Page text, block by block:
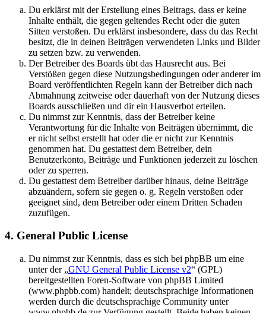
Du erklärst mit der Erstellung eines Beitrags, dass er keine
Inhalte enthält, die gegen geltendes Recht oder die guten
Sitten verstoßen. Du erklärst insbesondere, dass du das Recht
besitzt, die in deinen Beiträgen verwendeten Links und Bilder
zu setzen bzw. zu verwenden.
Der Betreiber des Boards übt das Hausrecht aus. Bei
Verstößen gegen diese Nutzungsbedingungen oder anderer im
Board veröffentlichten Regeln kann der Betreiber dich nach
Abmahnung zeitweise oder dauerhaft von der Nutzung dieses
Boards ausschließen und dir ein Hausverbot erteilen.
Du nimmst zur Kenntnis, dass der Betreiber keine
Verantwortung für die Inhalte von Beiträgen übernimmt, die
er nicht selbst erstellt hat oder die er nicht zur Kenntnis
genommen hat. Du gestattest dem Betreiber, dein
Benutzerkonto, Beiträge und Funktionen jederzeit zu löschen
oder zu sperren.
Du gestattest dem Betreiber darüber hinaus, deine Beiträge
abzuändern, sofern sie gegen o. g. Regeln verstoßen oder
geeignet sind, dem Betreiber oder einem Dritten Schaden
zuzufügen.
4. General Public License
Du nimmst zur Kenntnis, dass es sich bei phpBB um eine
unter der „GNU General Public License v2“ (GPL)
bereitgestellten Foren-Software von phpBB Limited
(www.phpbb.com) handelt; deutschsprachige Informationen
werden durch die deutschsprachige Community unter